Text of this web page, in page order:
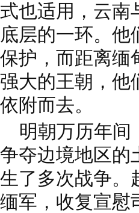
式也适用，云南
底层的一环。他
保护，而距离缅
强大的王朝，他
依附而去。
明朝万历年间
争夺边境地区的
生了多次战争。
缅军，收复宣慰